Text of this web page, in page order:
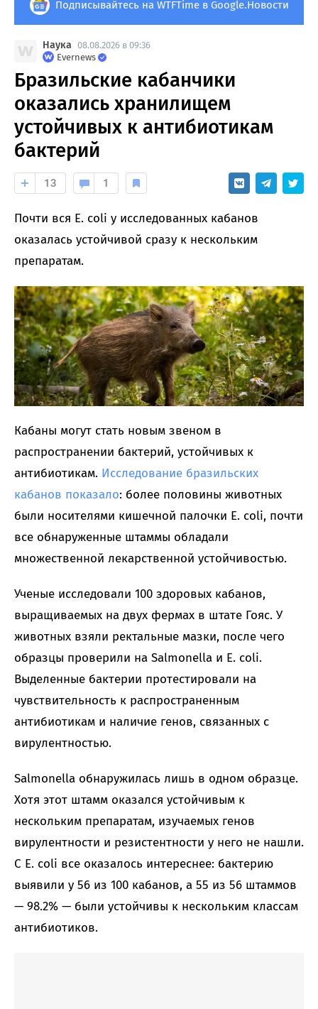
Подписывайтесь на WTFTime в Google.Новости
Наука 08.08.2026 в 09:36
Evernews
Бразильские кабанчики
оказались хранилищем
устойчивых к антибиотикам
бактерий
13 1
Почти вся E. coli у исследованных кабанов
оказалась устойчивой сразу к нескольким
препаратам.
Кабаны могут стать новым звеном в
распространении бактерий, устойчивых к
антибиотикам. Исследование бразильских
кабанов показало: более половины животных
были носителями кишечной палочки E. coli, почти
все обнаруженные штаммы обладали
множественной лекарственной устойчивостью.
Ученые исследовали 100 здоровых кабанов,
выращиваемых на двух фермах в штате Гояс. У
животных взяли ректальные мазки, после чего
образцы проверили на Salmonella и E. coli.
Выделенные бактерии протестировали на
чувствительность к распространенным
антибиотикам и наличие генов, связанных с
вирулентностью.
Salmonella обнаружилась лишь в одном образце.
Хотя этот штамм оказался устойчивым к
нескольким препаратам, изучаемых генов
вирулентности и резистентности у него не нашли.
С E. coli все оказалось интереснее: бактерию
выявили у 56 из 100 кабанов, а 55 из 56 штаммов
— 98.2% — были устойчивы к нескольким классам
антибиотиков.